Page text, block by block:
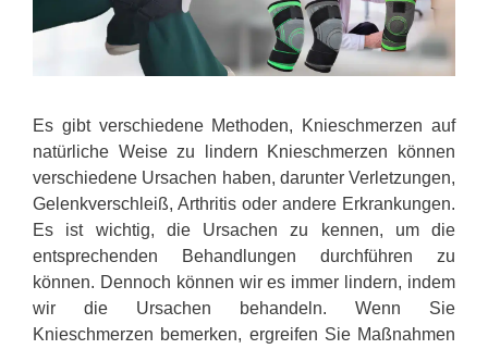
Es gibt verschiedene Methoden, Knieschmerzen auf
natürliche Weise zu lindern Knieschmerzen können
verschiedene Ursachen haben, darunter Verletzungen,
Gelenkverschleiß, Arthritis oder andere Erkrankungen.
Es ist wichtig, die Ursachen zu kennen, um die
entsprechenden Behandlungen durchführen zu
können. Dennoch können wir es immer lindern, indem
wir die Ursachen behandeln. Wenn Sie
Knieschmerzen bemerken, ergreifen Sie Maßnahmen